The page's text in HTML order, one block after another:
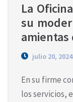
La
su
amientas
julio 20, 2024
En su firme
los servicios,